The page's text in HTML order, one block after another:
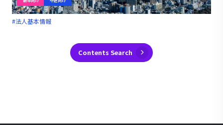
#法人基本情報
Contents Search